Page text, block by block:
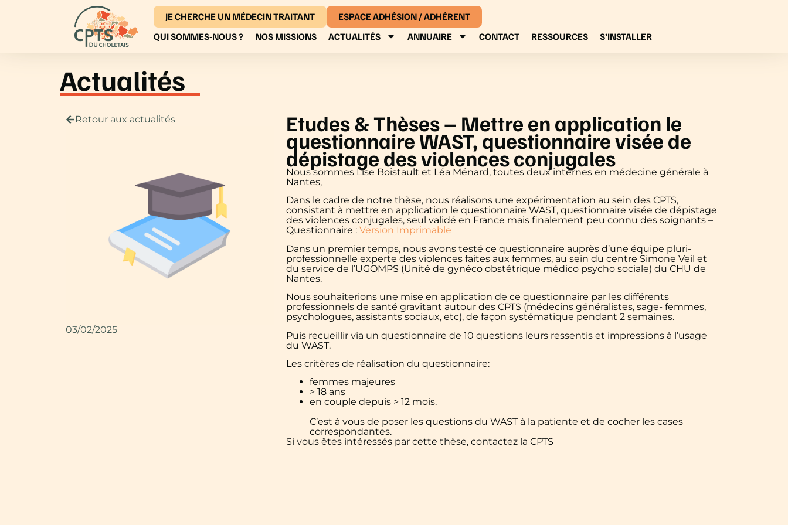
JE CHERCHE UN MÉDECIN TRAITANT
ESPACE ADHÉSION / ADHÉRENT
QUI SOMMES-NOUS ?
NOS MISSIONS ACTUALITÉS ANNUAIRE CONTACT RESSOURCES S’INSTALLER
Actualités
Retour aux actualités
03/02/2025
Etudes & Thèses – Mettre en application le
questionnaire WAST, questionnaire visée de
dépistage des violences conjugales
Nous sommes Lise Boistault et Léa Ménard, toutes deux internes en médecine générale à
Nantes,
Dans le cadre de notre thèse, nous réalisons une expérimentation au sein des CPTS,
consistant à mettre en application le questionnaire WAST, questionnaire visée de dépistage
des violences conjugales, seul validé en France mais finalement peu connu des soignants –
Questionnaire :Version Imprimable
Dans un premier temps, nous avons testé ce questionnaire auprès d’une équipe pluri-
professionnelle experte des violences faites aux femmes, au sein du centre Simone Veil et
du service de l’UGOMPS (Unité de gynéco obstétrique médico psycho sociale) du CHU de
Nantes.
Nous souhaiterions une mise en application de ce questionnaire par les différents
professionnels de santé gravitant autour des CPTS (médecins généralistes, sage- femmes,
psychologues, assistants sociaux, etc), de façon systématique pendant 2 semaines.
Puis recueillir via un questionnaire de 10 questions leurs ressentis et impressions à l’usage
du WAST.
Les critères de réalisation du questionnaire:
femmes majeures
> 18 ans
en couple depuis > 12 mois.
C’est à vous de poser les questions du WAST à la patiente et de cocher les cases
correspondantes.
Si vous êtes intéressés par cette thèse, contactez la CPTS